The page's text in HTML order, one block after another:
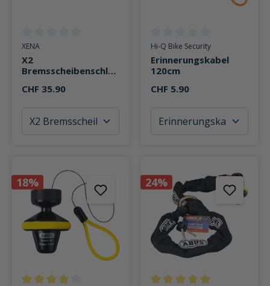
Durchschnittliche Bewertung von 0 von 5 Sternen
XENA
X2
Bremsscheibenschlos
CHF 35.90
Durchschnittliche Bewertung
Hi-Q Bike Security
Erinnerungskabel
120cm
CHF 5.90
18% 24%